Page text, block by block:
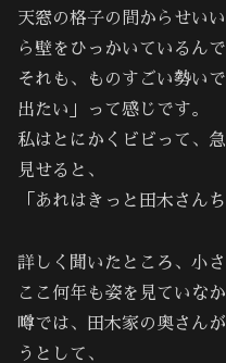
天窓の格子の間からせい
ら壁をひっかいているんで
それも、ものすごい勢い
出たい」って感じです。
私はとにかくビビって、
見せると、
「あれはきっと田木さん
詳しく聞いたところ、小
ここ何年も姿を見ていなか
噂では、田木家の奥さん
うとして、